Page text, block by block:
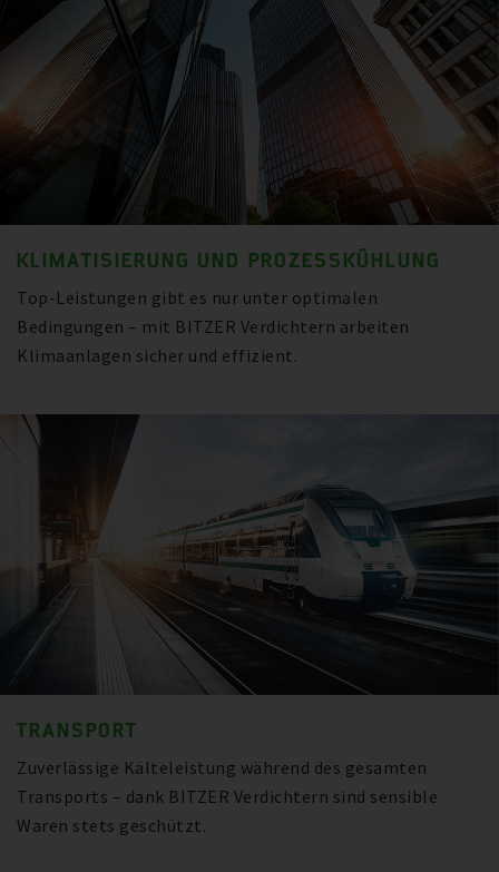
KLIMATISIERUNG UND PROZESSKÜHLUNG
Top-Leistungen gibt es nur unter optimalen
Bedingungen – mit BITZER Verdichtern arbeiten
Klimaanlagen sicher und effizient.
TRANSPORT
Zuverlässige Kälteleistung während des gesamten
Transports – dank BITZER Verdichtern sind sensible
Waren stets geschützt.